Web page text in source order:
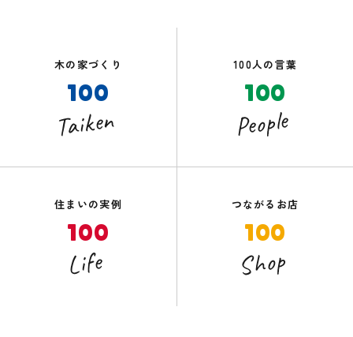
木の家づくり
100
Taiken
100人の言葉
100
People
住まいの実例
100
Life
つながるお店
100
Shop